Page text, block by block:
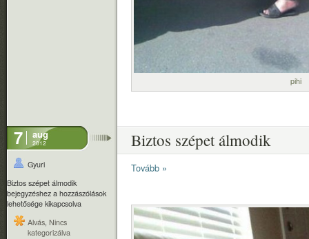
pihi
7 aug
2012
Gyuri
Biztos szépet álmodik
bejegyzéshez a hozzászólások
lehetősége kikapcsolva
Alvás, Nincs
kategorizálva
Biztos szépet álmodik
Tovább »